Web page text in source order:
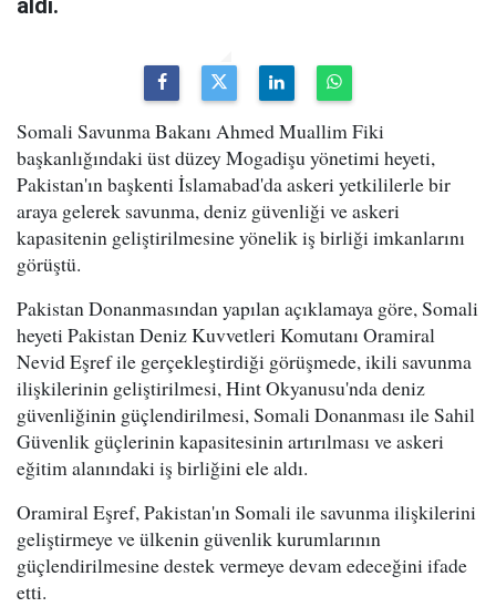
aldı.
Somali Savunma Bakanı Ahmed Muallim Fiki
başkanlığındaki üst düzey Mogadişu yönetimi heyeti,
Pakistan'ın başkenti İslamabad'da askeri yetkililerle bir
araya gelerek savunma, deniz güvenliği ve askeri
kapasitenin geliştirilmesine yönelik iş birliği imkanlarını
görüştü.
Pakistan Donanmasından yapılan açıklamaya göre, Somali
heyeti Pakistan Deniz Kuvvetleri Komutanı Oramiral
Nevid Eşref ile gerçekleştirdiği görüşmede, ikili savunma
ilişkilerinin geliştirilmesi, Hint Okyanusu'nda deniz
güvenliğinin güçlendirilmesi, Somali Donanması ile Sahil
Güvenlik güçlerinin kapasitesinin artırılması ve askeri
eğitim alanındaki iş birliğini ele aldı.
Oramiral Eşref, Pakistan'ın Somali ile savunma ilişkilerini
geliştirmeye ve ülkenin güvenlik kurumlarının
güçlendirilmesine destek vermeye devam edeceğini ifade
etti.